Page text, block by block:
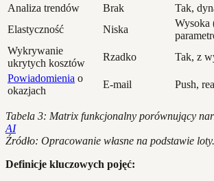
Analiza trendów
Brak
Tak,
Elastyczność
Niska
Wysoka
Wykrywanie
ukrytych kosztów
Rzadko
Tak, z
Powiadomienia o
okazjach
E-mail Push,
Tabela 3: Matrix funkcjonalny porównujący
AI
Źródło: Opracowanie własne na podstawie loty.
Definicje kluczowych pojęć: